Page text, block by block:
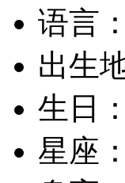
语言：
出生
生日：
星座：